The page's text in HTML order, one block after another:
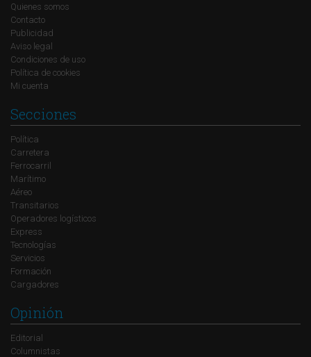
Quienes somos
Contacto
Publicidad
Aviso legal
Condiciones de uso
Política de cookies
Mi cuenta
Secciones
Política
Carretera
Ferrocarril
Marítimo
Aéreo
Transitarios
Operadores logísticos
Express
Tecnologías
Servicios
Formación
Cargadores
Opinión
Editorial
Columnistas